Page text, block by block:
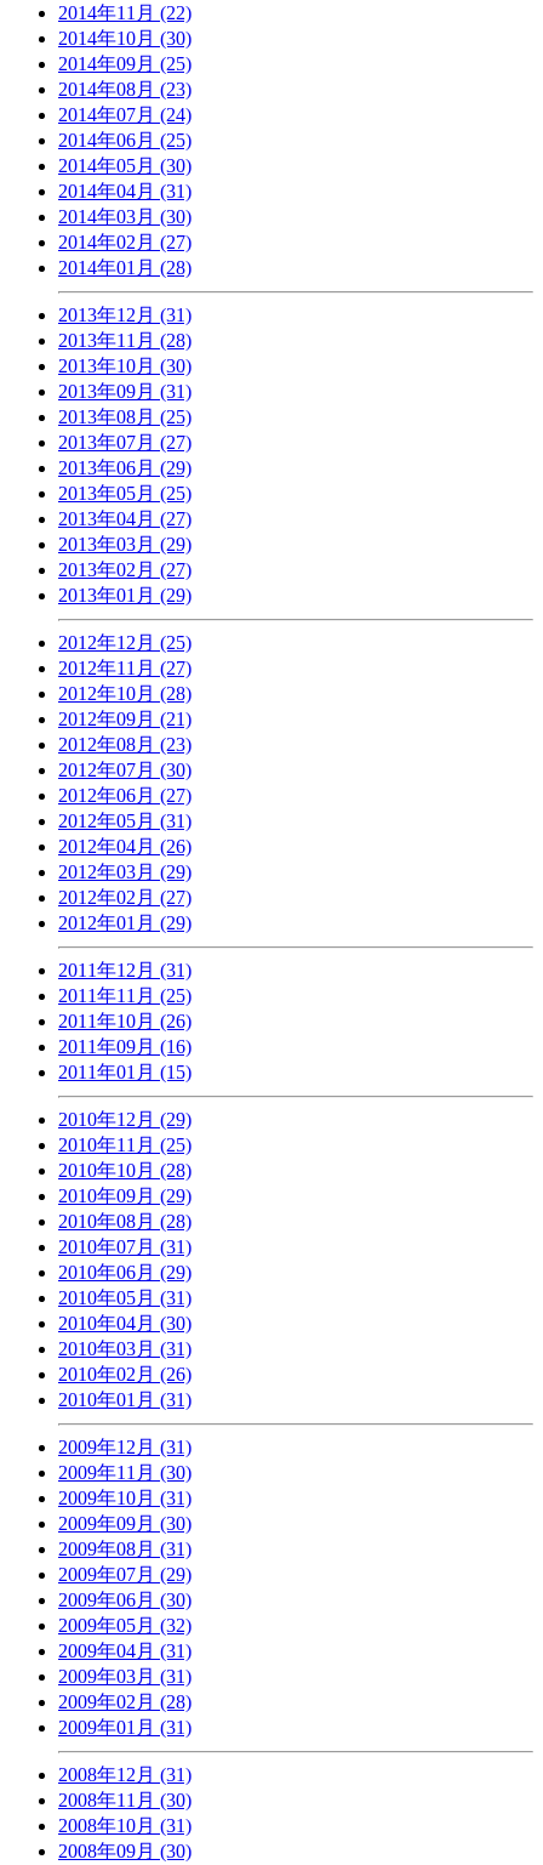
2014年11月 (22)
2014年10月 (30)
2014年09月 (25)
2014年08月 (23)
2014年07月 (24)
2014年06月 (25)
2014年05月 (30)
2014年04月 (31)
2014年03月 (30)
2014年02月 (27)
2014年01月 (28)
2013年12月 (31)
2013年11月 (28)
2013年10月 (30)
2013年09月 (31)
2013年08月 (25)
2013年07月 (27)
2013年06月 (29)
2013年05月 (25)
2013年04月 (27)
2013年03月 (29)
2013年02月 (27)
2013年01月 (29)
2012年12月 (25)
2012年11月 (27)
2012年10月 (28)
2012年09月 (21)
2012年08月 (23)
2012年07月 (30)
2012年06月 (27)
2012年05月 (31)
2012年04月 (26)
2012年03月 (29)
2012年02月 (27)
2012年01月 (29)
2011年12月 (31)
2011年11月 (25)
2011年10月 (26)
2011年09月 (16)
2011年01月 (15)
2010年12月 (29)
2010年11月 (25)
2010年10月 (28)
2010年09月 (29)
2010年08月 (28)
2010年07月 (31)
2010年06月 (29)
2010年05月 (31)
2010年04月 (30)
2010年03月 (31)
2010年02月 (26)
2010年01月 (31)
2009年12月 (31)
2009年11月 (30)
2009年10月 (31)
2009年09月 (30)
2009年08月 (31)
2009年07月 (29)
2009年06月 (30)
2009年05月 (32)
2009年04月 (31)
2009年03月 (31)
2009年02月 (28)
2009年01月 (31)
2008年12月 (31)
2008年11月 (30)
2008年10月 (31)
2008年09月 (30)